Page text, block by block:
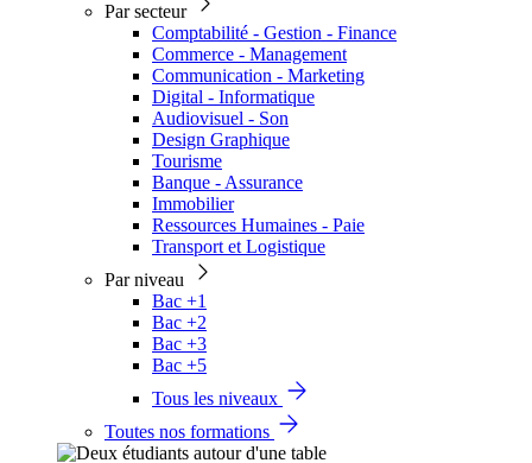
Par secteur
Comptabilité - Gestion - Finance
Commerce - Management
Communication - Marketing
Digital - Informatique
Audiovisuel - Son
Design Graphique
Tourisme
Banque - Assurance
Immobilier
Ressources Humaines - Paie
Transport et Logistique
Par niveau
Bac +1
Bac +2
Bac +3
Bac +5
Tous les niveaux
Toutes nos formations